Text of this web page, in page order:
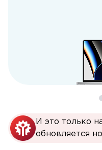
И это только
обновляется